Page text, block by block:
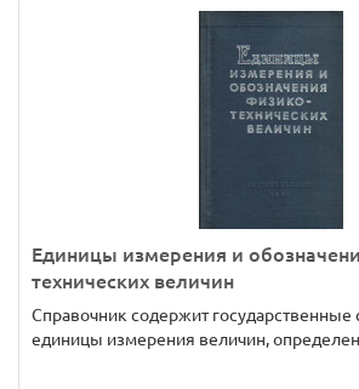
Единицы измерения и
технических величин
Справочник содержит государственные
единицы измерения величин,